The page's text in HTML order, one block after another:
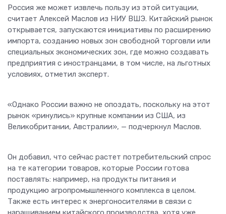
Россия же может извлечь пользу из этой ситуации,
считает Алексей Маслов из НИУ ВШЭ. Китайский рынок
открывается, запускаются инициативы по расширению
импорта, созданию новых зон свободной торговли или
специальных экономических зон, где можно создавать
предприятия с иностранцами, в том числе, на льготных
условиях, отметил эксперт.
«Однако России важно не опоздать, поскольку на этот
рынок «ринулись» крупные компании из США, из
Великобритании, Австралии», — подчеркнул Маслов.
Он добавил, что сейчас растет потребительский спрос
на те категории товаров, которые России готова
поставлять: например, на продукты питания и
продукцию агропромышленного комплекса в целом.
Также есть интерес к энергоносителями в связи с